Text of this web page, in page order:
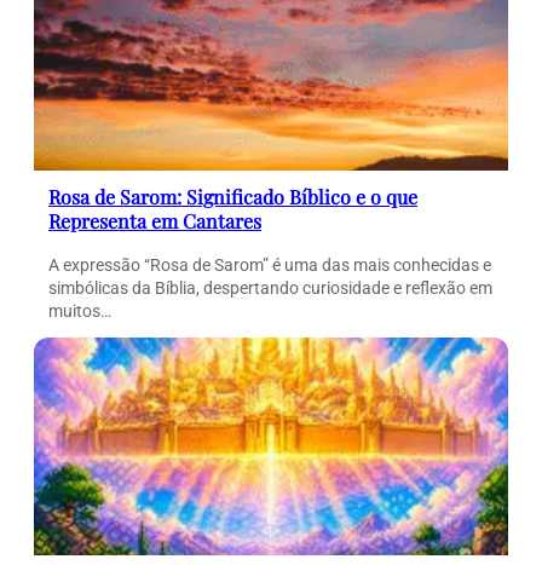
Rosa de Sarom: Significado Bíblico e o que
Representa em Cantares
A expressão “Rosa de Sarom” é uma das mais conhecidas e
simbólicas da Bíblia, despertando curiosidade e reflexão em
muitos…